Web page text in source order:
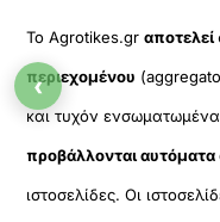
Το Agrotikes.gr
περιεχομένου
και τυχόν
προβάλλονται αυτόματα
ιστοσελίδες. Οι
‹